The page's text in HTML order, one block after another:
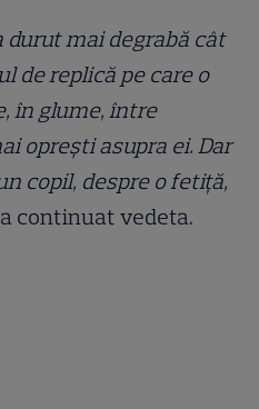
durut mai degrabă cât
de replică pe care o
în glume, între
oprești asupra ei. Dar
copil, despre o fetiță,
a continuat vedeta.